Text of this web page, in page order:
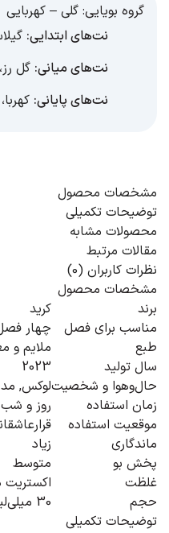
گروه بویایی: گلی – کهربایی
نت‌های ابتدایی:
نت‌های میانی: گل رز،
نت‌های پایانی: کهربا،
مشخصات محصول
توضیحات تکمیلی
محصولات مشابه
مقالات مرتبط
نظرات کاربران (0)
مشخصات محصول
برند
کرید
مناسب برای فصل
چهار
طبع
ملایم و
سال تولید
2023
حال‌و‌هوا و شخصیتلوکس,
زمان استفاده
روز و شب
موقعیت استفاده
ماندگاری
زیاد
پخش بو
متوسط
غلظت
اکستریت
حجم
30 میلی‌لیتر, 50 میلی‌لیتر
توضیحات تکمیلی